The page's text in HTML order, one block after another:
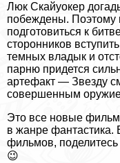
Люк Скайуокер
побеждены. Поэтому
подготовиться к
сторонников
темных владык и
парню придется
артефакт — Звезду
совершенным
Это все новые
в жанре фантастика.
фильмов,
😉